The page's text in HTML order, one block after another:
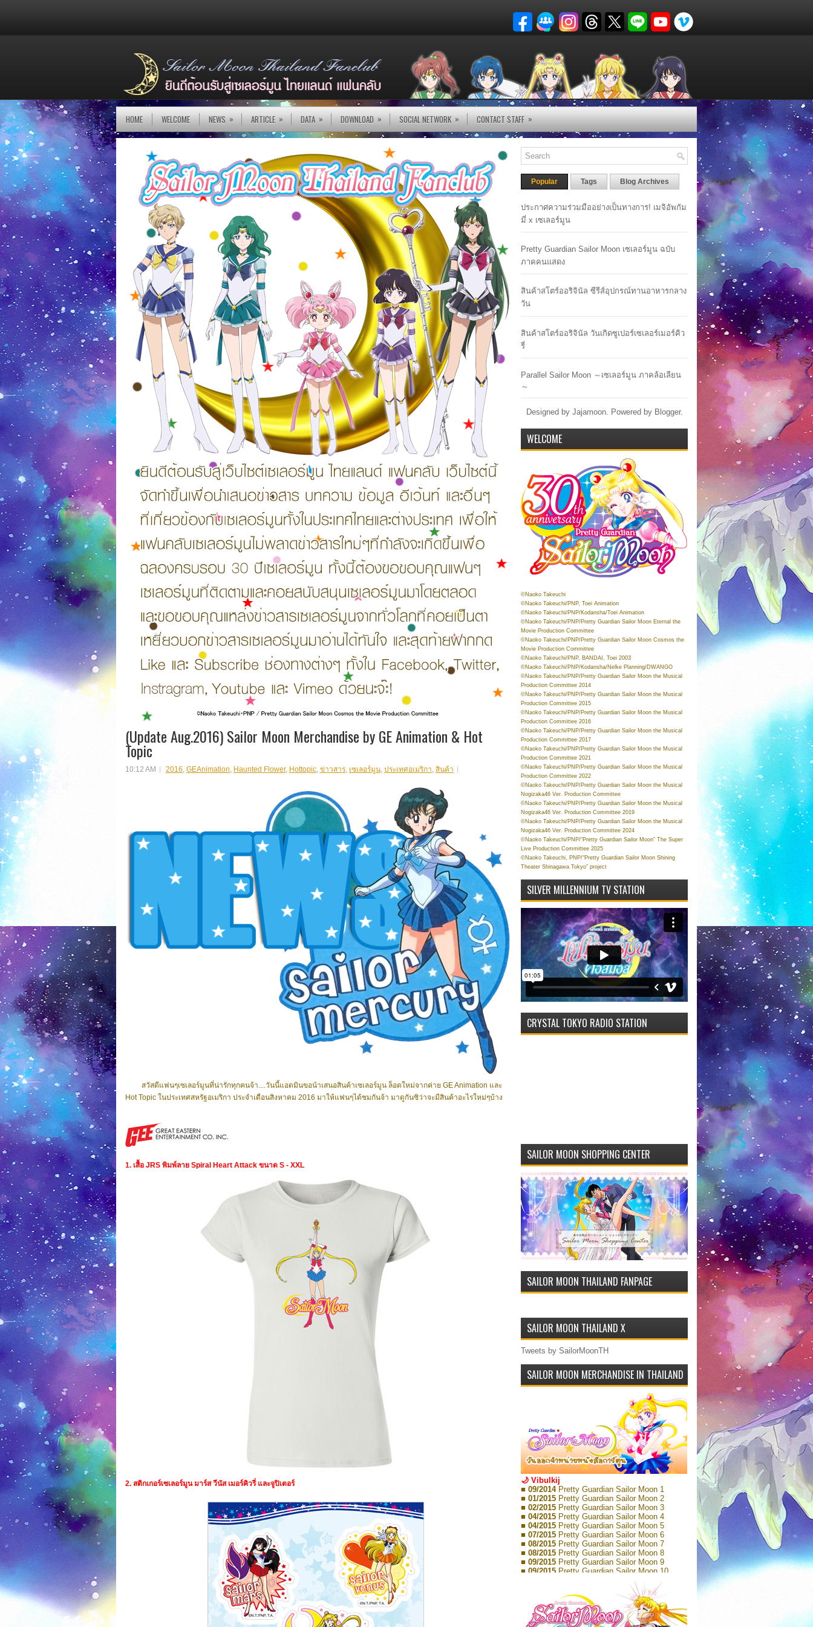
HOME WELCOME NEWS » ARTICLE » DATA » DOWNLOAD » SOCIAL NETWORK » CONTACT STAFF »
(Update Aug.2016) Sailor Moon Merchandise by GE Animation & Hot
Topic
10:12 AM 2016, GEAnimation, Haunted Flower, Hottopic, ข่าวสาร, เซเลอร์มูน, ประเทศอเมริกา, สินค้า
สวัสดีแฟนๆเซเลอร์มูนที่น่ารักทุกคนจ้า....วันนี้แอดมินขอนำเสนอสินค้าเซเลอร์มูน ล็อตใหม่จากค่าย GE Animation และ
Hot Topic ในประเทศสหรัฐอเมริกา ประจำเดือนสิงหาคม 2016 มาให้แฟนๆได้ชมกันจ้า มาดูกันซิว่าจะมีสินค้าอะไรใหม่ๆบ้าง
1. เสื้อ JRS พิมพ์ลาย Spiral Heart Attack ขนาด S - XXL
2. สติกเกอร์เซเลอร์มูน มาร์ส วีนัส เมอร์คิวรี่ และจูปิเตอร์
Popular Tags Blog Archives
ประกาศความร่วมมืออย่างเป็นทางการ! เมจิอัพกัม
มี่ x เซเลอร์มูน
Pretty Guardian Sailor Moon เซเลอร์มูน ฉบับ
ภาคคนแสดง
สินค้าสโตร์ออริจินัล ซีรีส์อุปกรณ์ทานอาหารกลาง
วัน
สินค้าสโตร์ออริจินัล วันเกิดซูเปอร์เซเลอร์เมอร์คิว
รี่
Parallel Sailor Moon ～เซเลอร์มูน ภาคล้อเลียน
～
Designed by Jajamoon. Powered by Blogger.
WELCOME
©Naoko Takeuchi
©Naoko Takeuchi/PNP, Toei Animation
©Naoko Takeuchi/PNP/Kodansha/Toei Animation
©Naoko Takeuchi/PNP/Pretty Guardian Sailor Moon Eternal the
Movie Production Committee
©Naoko Takeuchi/PNP/Pretty Guardian Sailor Moon Cosmos the
Movie Production Committee
©Naoko Takeuchi/PNP, BANDAI, Toei 2003
©Naoko Takeuchi/PNP/Kodansha/Nelke Planning/DWANGO
©Naoko Takeuchi/PNP/Pretty Guardian Sailor Moon the Musical
Production Committee 2014
©Naoko Takeuchi/PNP/Pretty Guardian Sailor Moon the Musical
Production Committee 2015
©Naoko Takeuchi/PNP/Pretty Guardian Sailor Moon the Musical
Production Committee 2016
©Naoko Takeuchi/PNP/Pretty Guardian Sailor Moon the Musical
Production Committee 2017
©Naoko Takeuchi/PNP/Pretty Guardian Sailor Moon the Musical
Production Committee 2021
©Naoko Takeuchi/PNP/Pretty Guardian Sailor Moon the Musical
Production Committee 2022
©Naoko Takeuchi/PNP/Pretty Guardian Sailor Moon the Musical
Nogizaka46 Ver. Production Committee
©Naoko Takeuchi/PNP/Pretty Guardian Sailor Moon the Musical
Nogizaka46 Ver. Production Committee 2019
©Naoko Takeuchi/PNP/Pretty Guardian Sailor Moon the Musical
Nogizaka46 Ver. Production Committee 2024
©Naoko Takeuchi/PNP/“Pretty Guardian Sailor Moon” The Super
Live Production Committee 2025
©Naoko Takeuchi, PNP/“Pretty Guardian Sailor Moon Shining
Theater Shinagawa Tokyo” project
SILVER MILLENNIUM TV STATION
CRYSTAL TOKYO RADIO STATION
SAILOR MOON SHOPPING CENTER
SAILOR MOON THAILAND FANPAGE
SAILOR MOON THAILAND X
Tweets by SailorMoonTH
SAILOR MOON MERCHANDISE IN THAILAND
🌙 Vibulkij
■ 09/2014 Pretty Guardian Sailor Moon 1
■ 01/2015 Pretty Guardian Sailor Moon 2
■ 02/2015 Pretty Guardian Sailor Moon 3
■ 04/2015 Pretty Guardian Sailor Moon 4
■ 04/2015 Pretty Guardian Sailor Moon 5
■ 07/2015 Pretty Guardian Sailor Moon 6
■ 08/2015 Pretty Guardian Sailor Moon 7
■ 08/2015 Pretty Guardian Sailor Moon 8
■ 09/2015 Pretty Guardian Sailor Moon 9
■ 09/2015 Pretty Guardian Sailor Moon 10
Pretty Guardian Sailor Moon 11
Pretty Guardian Sailor Moon 12
Pretty Guardian Sailor Moon Short
Stories 1
■ 09/2018Pretty Guardian Sailor Moon Short